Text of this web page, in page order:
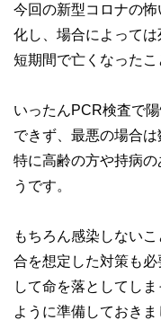
今回の新型コロナの
化し、場合によって
短期間で亡くなったこ
いったんPCR検査で
できず、最悪の場合は
特に高齢の方や持病
うです。
もちろん感染しない
合を想定した対策も
して命を落としてし
ように準備しておき